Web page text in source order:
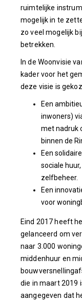
ruimtelijke
mogelijk in te
zo veel mogelijk
betrekken.
In de Woonvisie
kader voor het
deze visie is
Een
inwoners)
met nadruk
binnen de
Een
sociale
zelfbeheer.
Een
voor
Eind 2017 heeft
gelanceerd om
naar 3.000
middenhuur en
die in maart 2019
aangegeven dat